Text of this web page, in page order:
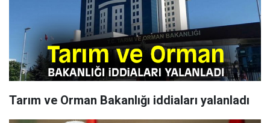
Tarım ve Orman Bakanlığı iddiaları yalanladı